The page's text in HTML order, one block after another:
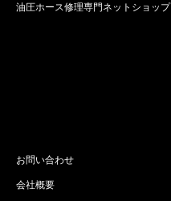
油圧ホース修理専門ネットショップ
お問い合わせ
会社概要